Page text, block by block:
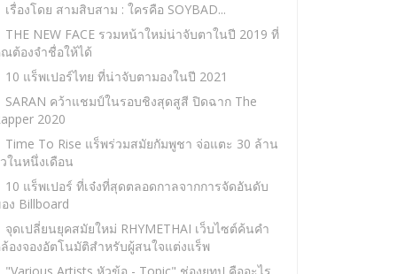
เรื่องโดย สามสิบสาม : ใครคือ SOYBAD...
THE NEW FACE รวมหน้าใหม่น่าจับตาในปี 2019 ที่
ต้องจำชื่อให้ได้
10 แร็พเปอร์ไทย ที่น่าจับตามองในปี 2021
SARAN คว้าแชมป์ในรอบชิงสุดสูสี ปิดฉาก The
2020
Time To Rise แร็พร่วมสมัยกัมพูชา จ่อแตะ 30 ล้าน
ในหนึ่งเดือน
10 แร็พเปอร์ ที่เจ๋งที่สุดตลอดกาลจากการจัดอันดับ
ง Billboard
จุดเปลี่ยนยุคสมัยใหม่ RHYMETHAI เว็บไซต์ค้นคำ
องจองอัตโนมัติสำหรับผู้สนใจแต่งแร็พ